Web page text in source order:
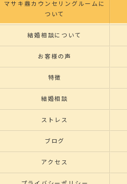
マサキ鼎カウンセリングルームに
ついて
結婚相談について
お客様の声
特徴
結婚相談
ストレス
ブログ
アクセス